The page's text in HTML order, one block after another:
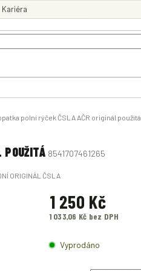
Kariéra
polní rýček ČSLA AČR originál použitá
POUŽITÁ 8541707461265
ORIGINÁL ČSLA
1 250 Kč
1 033,06 Kč bez DPH
cena:Vyprodáno